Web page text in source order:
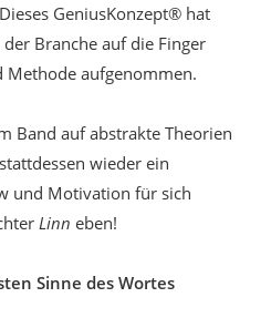
GeniusKonzept® hat
Branche auf die Finger
Methode aufgenommen.
Band auf abstrakte Theorien
wieder ein
und Motivation für sich
Linn eben!
Sinne des Wortes